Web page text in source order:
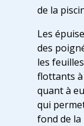
de la
Les
des
les
flottants à
quant à
qui
fond de la